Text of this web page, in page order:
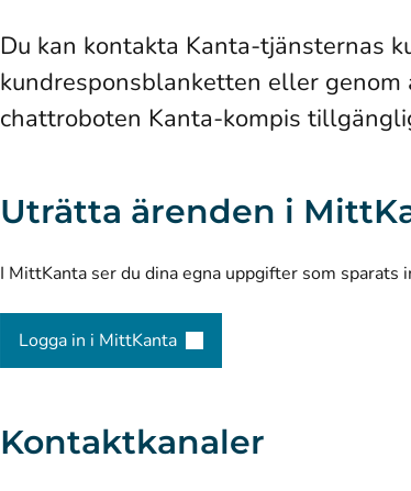
​​​​​​​Du kan kontakta Kanta‑tjänsternas
kundresponsblanketten eller genom
chattroboten Kanta‑kompis
Uträtta ärenden i
I MittKanta ser du dina egna uppgifter som
Logga in i MittKanta(öppnas i ett nytt fönster)
Kontaktkanaler